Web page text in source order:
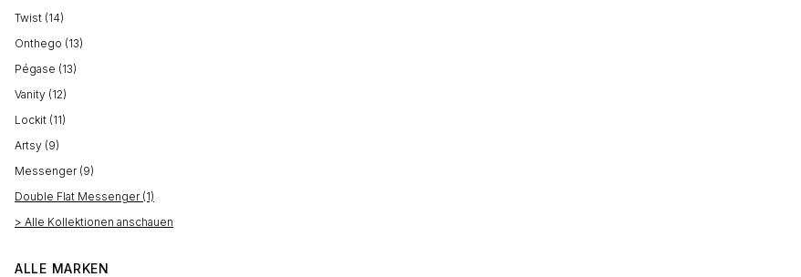
Twist (14)
Onthego (13)
Pégase (13)
Vanity (12)
Lockit (11)
Artsy (9)
Messenger (9)
Double Flat Messenger (1)
> Alle Kollektionen anschauen
ALLE MARKEN